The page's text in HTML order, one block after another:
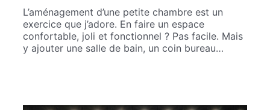
L’aménagement d’une petite chambre est un
exercice que j’adore. En faire un espace
confortable, joli et fonctionnel ? Pas facile. Mais
y ajouter une salle de bain, un coin bureau…